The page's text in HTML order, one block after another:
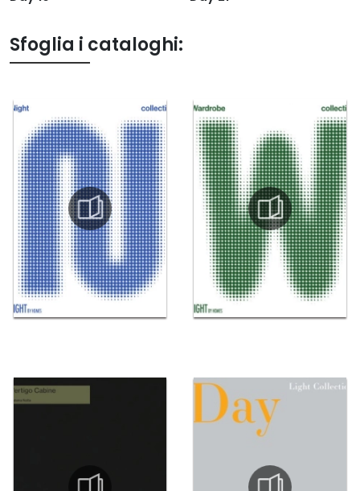
Sfoglia i cataloghi: